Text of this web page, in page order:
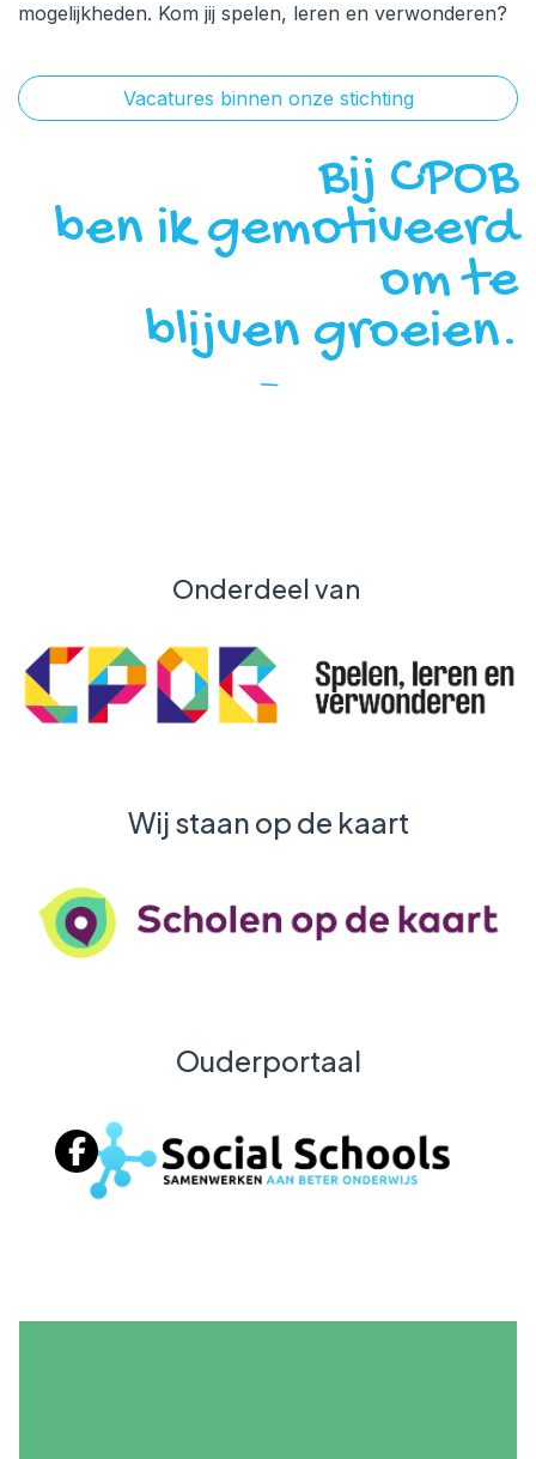
mogelijkheden. Kom jij spelen, leren en verwonderen?
Vacatures binnen onze stichting
Bij CPOB
ben ik gemotiveerd
om te
blijven groeien.
Onderdeel van
Wij staan op de kaart
Ouderportaal